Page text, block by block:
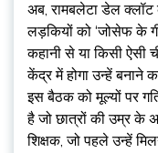
अब, रामबलेटा डेल
लड़कियों को ‘जोसेफ के
कहानी से या किसी ऐसी
केंद्र में होगा उन्हें बनाने
इस बैठक को मूल्यों पर
है जो छात्रों की उम्र के
शिक्षक, जो पहले उन्हें